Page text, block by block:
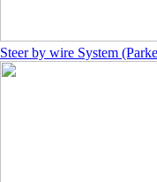
Steer by wire System